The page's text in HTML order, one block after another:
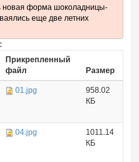
новая форма шоколадницы-
еще две летних
Прикрепленный
файл
Размер
01.jpg
958.02
КБ
04.jpg
1011.14
КБ